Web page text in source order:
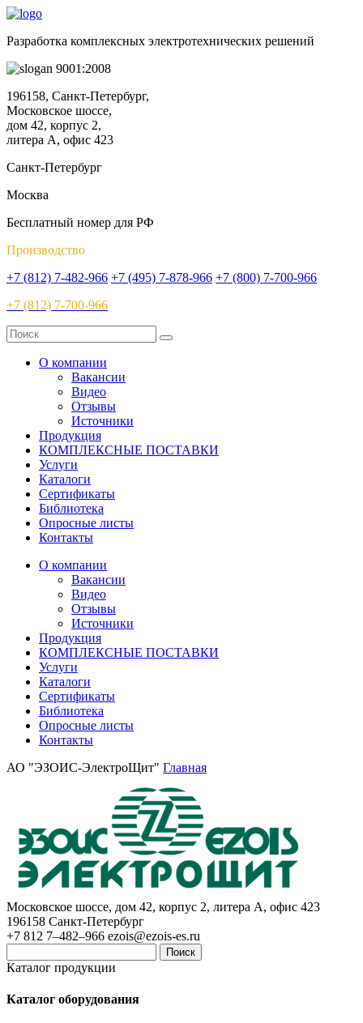
Разработка комплексных электротехнических решений
9001:2008
196158, Санкт-Петербург,
Московское шоссе,
дом 42, корпус 2,
литера А, офис 423
Санкт-Петербург
Москва
Бесплатный номер для РФ
Производство
+7 (812) 7-482-966 +7 (495) 7-878-966 +7 (800) 7-700-966
+7 (812) 7-700-966
О компании
Вакансии
Видео
Отзывы
Источники
Продукция
КОМПЛЕКСНЫЕ ПОСТАВКИ
Услуги
Каталоги
Сертификаты
Библиотека
Опросные листы
Контакты
О компании
Вакансии
Видео
Отзывы
Источники
Продукция
КОМПЛЕКСНЫЕ ПОСТАВКИ
Услуги
Каталоги
Сертификаты
Библиотека
Опросные листы
Контакты
АО "ЭЗОИС-ЭлектроЩит" Главная
Московское шоссе, дом 42, корпус 2, литера А, офис 423
196158 Санкт-Петербург
+7 812 7–482–966 ezois@ezois-es.ru
Поиск
Каталог продукции
Каталог оборудования